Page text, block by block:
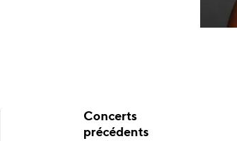
Concerts
précédents